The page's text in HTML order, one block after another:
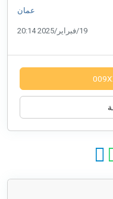
عمان
19/فبراير/2025 20:14